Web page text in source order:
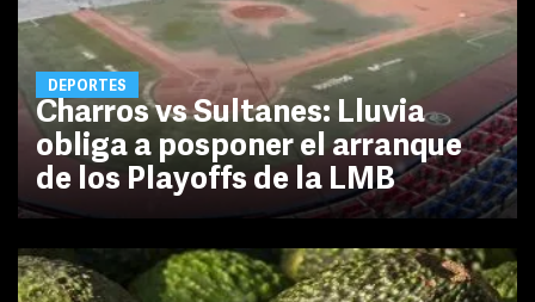
DEPORTES
Charros vs Sultanes: Lluvia
obliga a posponer el arranque
de los Playoffs de la LMB